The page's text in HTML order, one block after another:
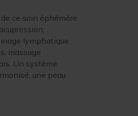
ce soin éphémère
lymphatique
massage
Un système
une peau